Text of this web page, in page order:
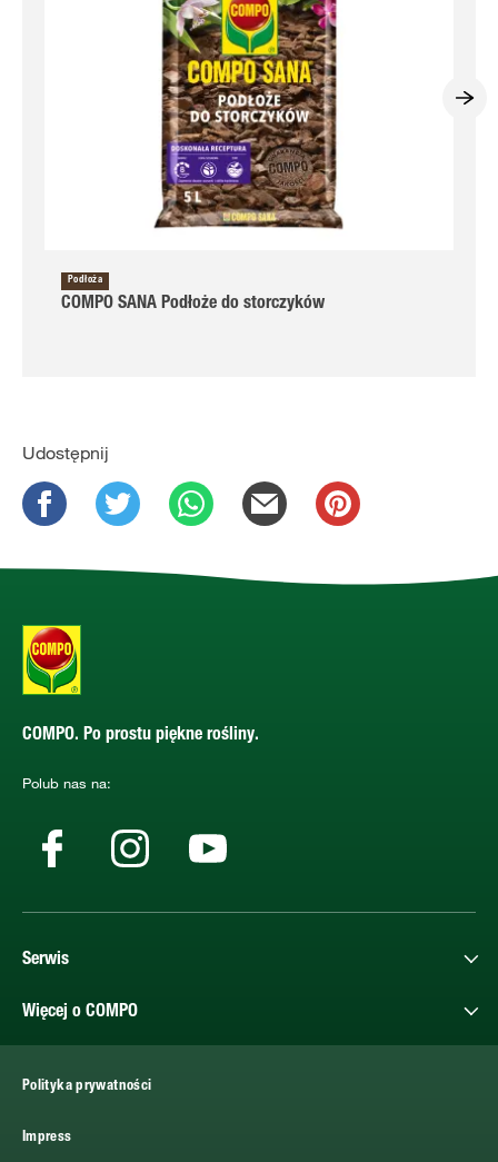
Podłoża
COMPO SANA Podłoże do storczyków
Udostępnij
COMPO. Po prostu piękne rośliny.
Polub nas na:
Serwis
Więcej o COMPO
Polityka prywatności
Impress